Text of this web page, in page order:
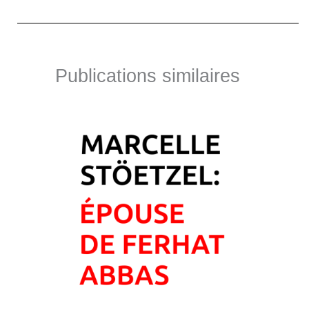
Publications similaires